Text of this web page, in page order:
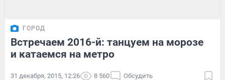
ГОРОД
Встречаем 2016-й: танцуем на морозе
и катаемся на метро
31 декабря, 2015, 12:26 8 560 Обсудить